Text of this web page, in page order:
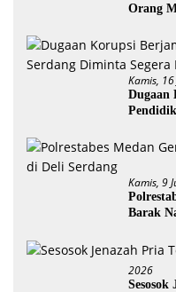
Orang
Kamis,
Dugaan
Kamis, 9
Barak
2026